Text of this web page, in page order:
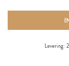
Levering: